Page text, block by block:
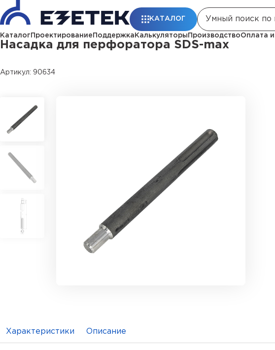
КАТАЛОГ
Каталог Проектирование Поддержка Калькуляторы ПроизводствоОплата и
ГлавнаяКаталог Заземление Комплектующие заземления Насадка для
Насадка для перфоратора SDS-max
Артикул: 90634
Характеристики Описание